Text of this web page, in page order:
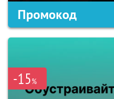
Промокод
-15%